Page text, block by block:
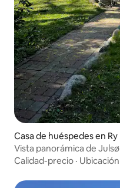
Casa de huéspedes en Ry
Vista panorámica de Julsø
Calidad-precio · Ubicación